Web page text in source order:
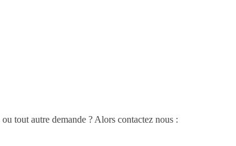
tout autre demande ? Alors contactez nous :